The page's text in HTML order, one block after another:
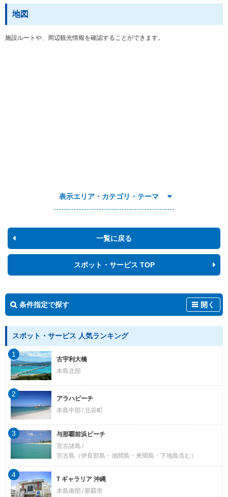
地図
施設ルートや、周辺観光情報を確認することができます。
表示エリア・カテゴリ・テーマ
一覧に戻る
スポット・サービス TOP
条件指定で探す 開く
スポット・サービス 人気ランキング
古宇利大橋
本島北部
1
アラハビーチ
本島中部 北谷町
2
与那覇前浜ビーチ
宮古諸島
宮古島（伊良部島・池間島・来間島・下地島含む）
3
T ギャラリア 沖縄
本島南部
那覇市
4